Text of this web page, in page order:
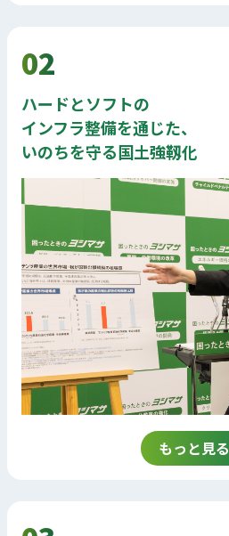
02
ハードとソフトの
インフラ整備を通じた、
いのちを守る国土強靱化
もっと見る